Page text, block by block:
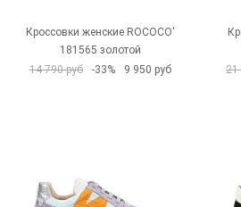
Кроссовки женские ROCOCO'
181565 золотой
14 790 руб
-33% 9 950 руб
21